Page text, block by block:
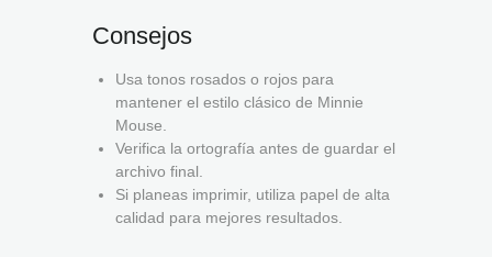
Consejos
Usa tonos rosados o rojos para
mantener el estilo clásico de Minnie
Mouse.
Verifica la ortografía antes de guardar el
archivo final.
Si planeas imprimir, utiliza papel de alta
calidad para mejores resultados.